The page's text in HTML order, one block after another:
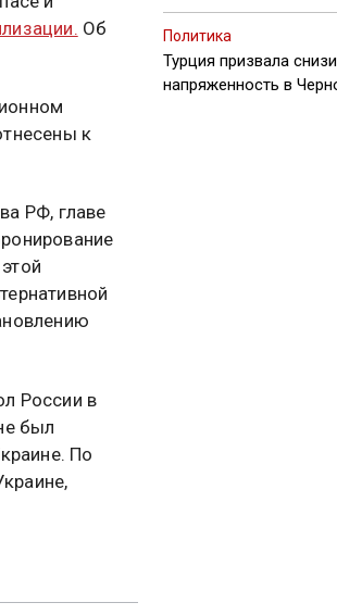
Об
к
РФ, главе
России в
был
По
Политика
Турция призвала
напряженность в